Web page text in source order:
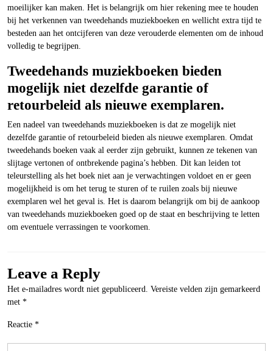
moeilijker kan maken. Het is belangrijk om hier rekening mee te houden
bij het verkennen van tweedehands muziekboeken en wellicht extra tijd te
besteden aan het ontcijferen van deze verouderde elementen om de inhoud
volledig te begrijpen.
Tweedehands muziekboeken bieden
mogelijk niet dezelfde garantie of
retourbeleid als nieuwe exemplaren.
Een nadeel van tweedehands muziekboeken is dat ze mogelijk niet
dezelfde garantie of retourbeleid bieden als nieuwe exemplaren. Omdat
tweedehands boeken vaak al eerder zijn gebruikt, kunnen ze tekenen van
slijtage vertonen of ontbrekende pagina’s hebben. Dit kan leiden tot
teleurstelling als het boek niet aan je verwachtingen voldoet en er geen
mogelijkheid is om het terug te sturen of te ruilen zoals bij nieuwe
exemplaren wel het geval is. Het is daarom belangrijk om bij de aankoop
van tweedehands muziekboeken goed op de staat en beschrijving te letten
om eventuele verrassingen te voorkomen.
Leave a Reply
Het e-mailadres wordt niet gepubliceerd. Vereiste velden zijn gemarkeerd
met *
Reactie *